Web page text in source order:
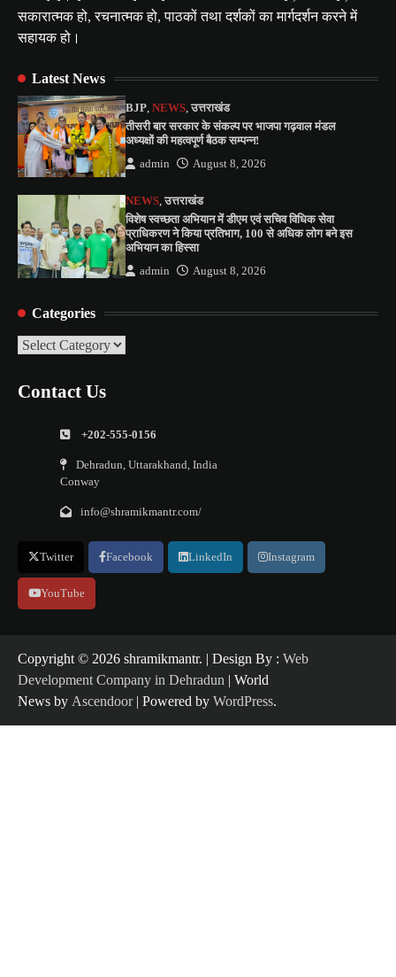
सकारात्मक हो, रचनात्मक हो, पाठकों तथा दर्शकों का मार्गदर्शन करने में
सहायक हो।
Latest News
BJP,NEWS,उत्तराखंड
तीसरी बार सरकार के संकल्प पर भाजपा गढ़वाल मंडल
अध्यक्षों की महत्वपूर्ण बैठक सम्पन्न!
admin August 8, 2026
NEWS,उत्तराखंड
विशेष स्वच्छता अभियान में डीएम एवं सचिव विधिक सेवा
प्राधिकरण ने किया प्रतिभाग, 100 से अधिक लोग बने इस
अभियान का हिस्सा
admin August 8, 2026
Categories
Categories
Contact Us
+202-555-0156
Dehradun, Uttarakhand, India
Conway
info@shramikmantr.com/
Twitter Facebook LinkedIn Instagram
YouTube
Copyright ©️ 2026 shramikmantr. | Design By : Web
Development Company in Dehradun | World
News by Ascendoor| Powered by WordPress.